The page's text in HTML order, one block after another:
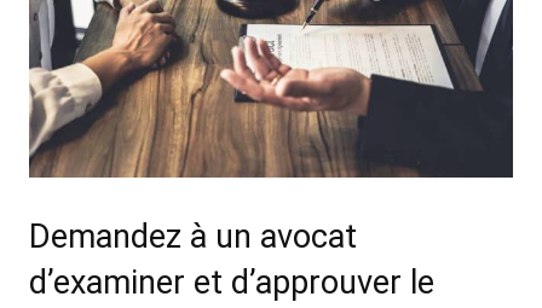
Demandez à un avocat
d’examiner et d’approuver le